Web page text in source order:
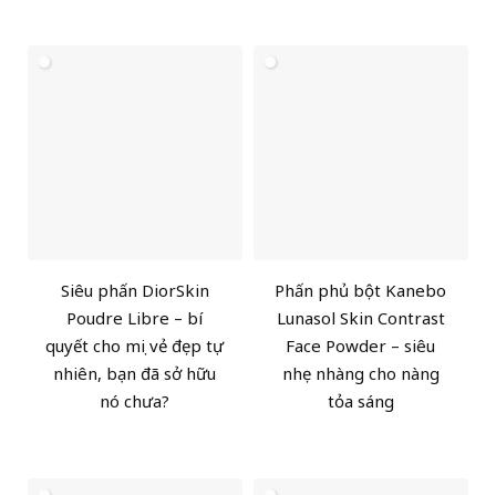
Siêu phấn DiorSkin
Poudre Libre – bí
quyết cho mọi vẻ đẹp tự
nhiên, bạn đã sở hữu
nó chưa?
Phấn phủ bột Kanebo
Lunasol Skin Contrast
Face Powder – siêu
nhẹ nhàng cho nàng
tỏa sáng